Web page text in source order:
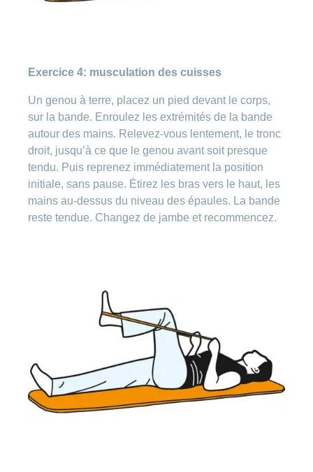
Exercice 4: musculation des cuisses
Un genou à terre, placez un pied devant le corps,
sur la bande. Enroulez les extrémités de la bande
autour des mains. Relevez-vous lentement, le tronc
droit, jusqu’à ce que le genou avant soit presque
tendu. Puis reprenez immédiatement la position
initiale, sans pause. Étirez les bras vers le haut, les
mains au-dessus du niveau des épaules. La bande
reste tendue. Changez de jambe et recommencez.